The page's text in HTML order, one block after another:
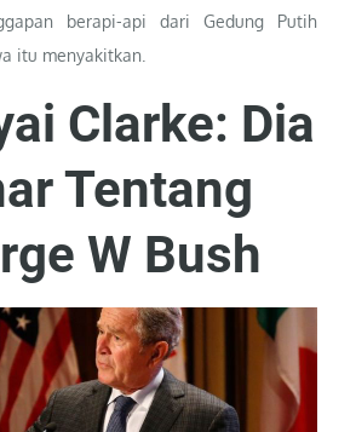
berapi-api dari Gedung Putih
itu menyakitkan.
Clarke: Dia
Tentang
W Bush